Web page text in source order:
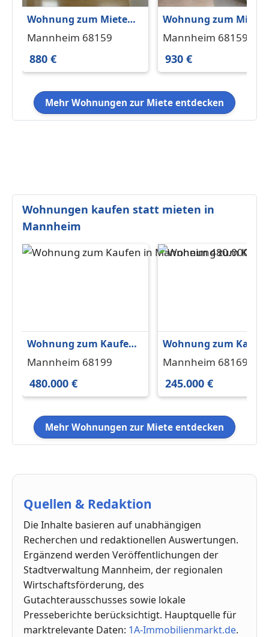
Wohnung zum Mieten
in Mannheim 880 € 63
Mannheim 68159
880 €
Wohnung zum Mieten
in Mannheim 930 € 58
Mannheim 68159
930 €
Mehr Wohnungen zur Miete entdecken
Wohnungen kaufen statt mieten in
Mannheim
Wohnung zum Kaufen
in Mannheim 480.000 €
Mannheim 68199
480.000 €
Wohnung zum
in Mannheim 245.000
Mannheim 68169
245.000 €
Mehr Wohnungen zur Miete entdecken
Quellen & Redaktion
Die Inhalte basieren auf unabhängigen
Recherchen und redaktionellen Auswertungen.
Ergänzend werden Veröffentlichungen der
Stadtverwaltung Mannheim, der regionalen
Wirtschaftsförderung, des
Gutachterausschusses sowie lokale
Presseberichte berücksichtigt. Hauptquelle für
marktrelevante Daten: 1A-Immobilienmarkt.de.